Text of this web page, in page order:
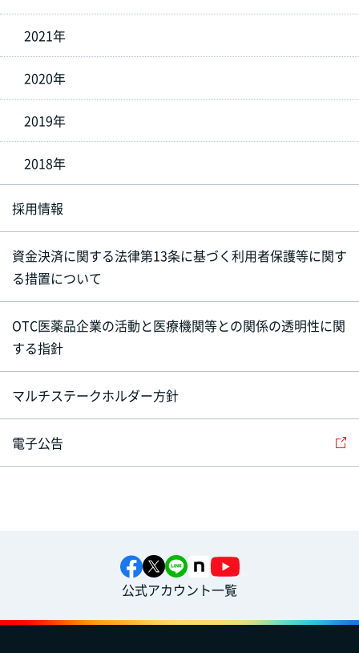
2021年
2020年
2019年
2018年
採用情報
資金決済に関する法律第13条に基づく利用者保護等に関す
る措置について
OTC医薬品企業の活動と医療機関等との関係の透明性に関
する指針
マルチステークホルダー方針
電子公告
公式アカウント一覧